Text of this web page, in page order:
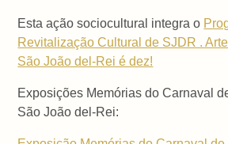
Esta ação sociocultural integra o
Revitalização Cultural de SJDR .
São João del-Rei é dez!
Exposições Memórias do Carnaval
São João del-Rei: